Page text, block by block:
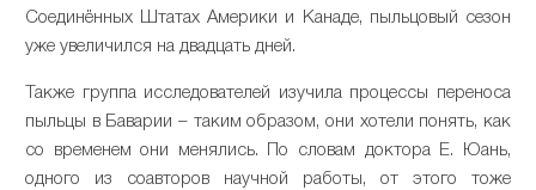
Соединённых Штатах Америки и Канаде, пыльцовый сезон
уже увеличился на двадцать дней.
Также группа исследователей изучила процессы переноса
пыльцы в Баварии – таким образом, они хотели понять, как
со временем они менялись. По словам доктора Е. Юань,
одного из соавторов научной работы, от этого тоже